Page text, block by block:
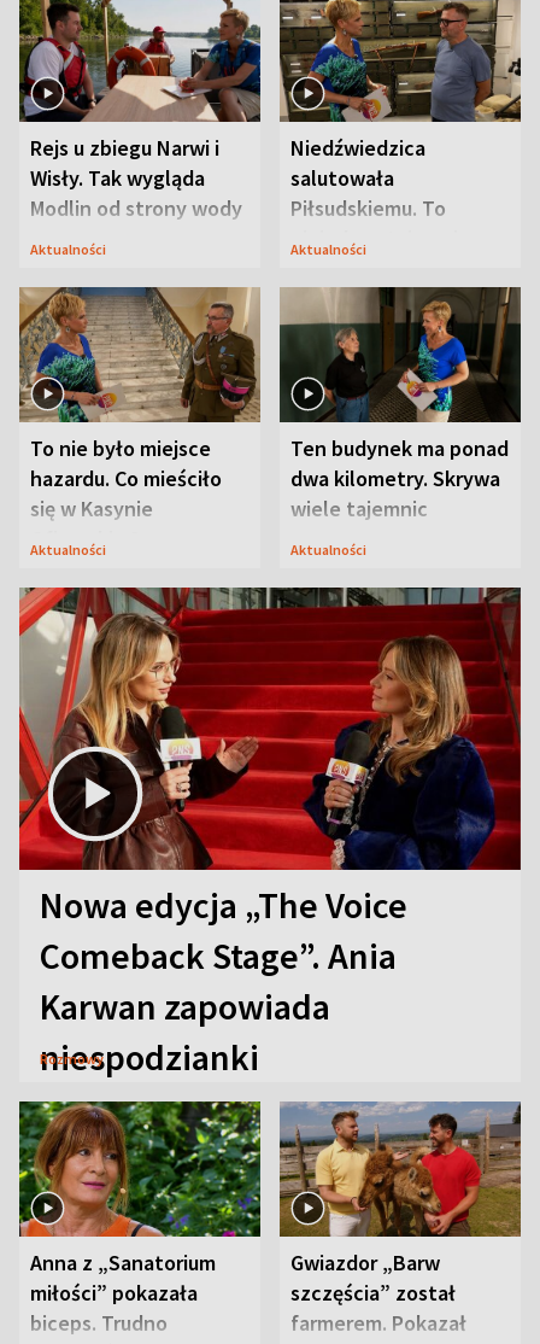
Rejs u zbiegu Narwi i
Wisły. Tak wygląda
Modlin od strony wody
Aktualności
Niedźwiedzica
salutowała
Piłsudskiemu. To
niejedyna tajemnica
Aktualności
To nie było miejsce
hazardu. Co mieściło
się w Kasynie
Oficerskim?
Aktualności
Ten budynek ma ponad
dwa kilometry. Skrywa
wiele tajemnic
Aktualności
Nowa edycja „The Voice
Comeback Stage”. Ania
Karwan zapowiada
niespodzianki
Rozmowy
Anna z „Sanatorium
miłości” pokazała
biceps. Trudno
Gwiazdor „Barw
szczęścia” został
farmerem. Pokazał